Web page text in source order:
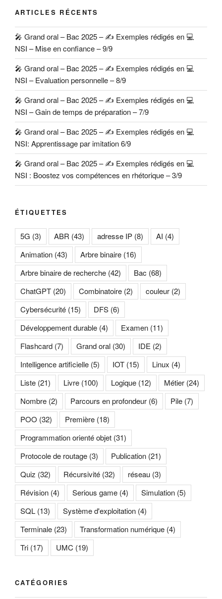
ARTICLES RÉCENTS
🎤 Grand oral – Bac 2025 – ✍️ Exemples rédigés en 💻
NSI – Mise en confiance – 9/9
🎤 Grand oral – Bac 2025 – ✍️ Exemples rédigés en 💻
NSI – Evaluation personnelle – 8/9
🎤 Grand oral – Bac 2025 – ✍️ Exemples rédigés en 💻
NSI – Gain de temps de préparation – 7/9
🎤 Grand oral – Bac 2025 – ✍️ Exemples rédigés en 💻
NSI: Apprentissage par imitation 6/9
🎤 Grand oral – Bac 2025 – ✍️ Exemples rédigés en 💻
NSI : Boostez vos compétences en rhétorique – 3/9
ÉTIQUETTES
5G (3) ABR (43) adresse IP (8) AI (4)
Animation (43) Arbre binaire (16)
Arbre binaire de recherche (42) Bac (68)
ChatGPT (20) Combinatoire (2) couleur (2)
Cybersécurité (15) DFS (6)
Développement durable (4) Examen (11)
Flashcard (7) Grand oral (30) IDE (2)
Intelligence artificielle (5) IOT (15) Linux (4)
Liste (21) Livre (100) Logique (12) Métier (24)
Nombre (2) Parcours en profondeur (6) Pile (7)
POO (32) Première (18)
Programmation orienté objet (31)
Protocole de routage (3) Publication (21)
Quiz (32) Récursivité (32) réseau (3)
Révision (4) Serious game (4) Simulation (5)
SQL (13) Système d'exploitation (4)
Terminale (23) Transformation numérique (4)
Tri (17) UMC (19)
CATÉGORIES